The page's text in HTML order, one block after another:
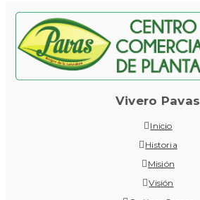
Vivero Pavas
Inicio
Historia
Misión
Visión